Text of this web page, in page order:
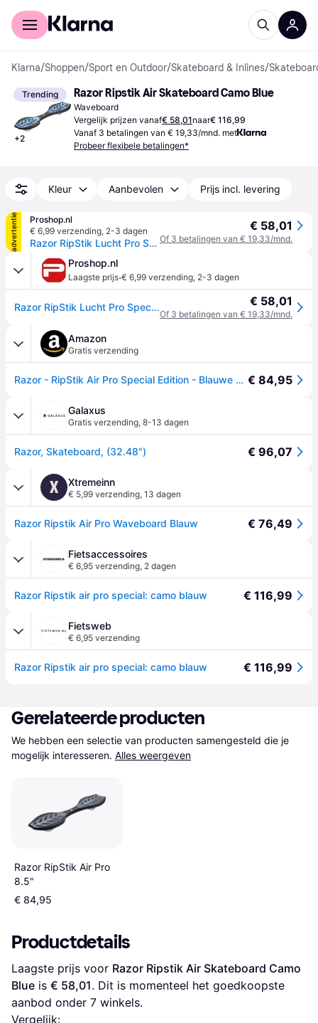
Voor shoppers
Klarna/Shoppen/Sport en Outdoor/Skateboard & Inlines/
Trending
+2
Razor Ripstik Air Skateboard Camo Blue
Waveboard
Vergelijk prijzen vanaf€ 58,01naar€ 116,99
Vanaf 3 betalingen van € 19,33/mnd. met
Probeer flexibele betalingen*
Kleur Aanbevolen Prijs incl. levering
advertentie
Proshop.nl
€ 6,99 verzending, 2-3 dagen
Razor RipStik Lucht Pro Special Edition - Blauw Camo
€ 58,01
Of 3 betalingen van € 19,33/mnd.
Proshop.nl
Laagste prijs·€ 6,99 verzending, 2-3 dagen
Razor RipStik Lucht Pro Special Edition - Blauw Camo € 58,01
Of 3 betalingen van € 19,33/mnd.
Amazon
Gratis verzending
Razor - RipStik Air Pro Special Edition - Blauwe camo (15073303) € 84,95
Galaxus
Gratis verzending, 8-13 dagen
Razor, Skateboard, (32.48") € 96,07
X Xtremeinn
€ 5,99 verzending, 13 dagen
Razor Ripstik Air Pro Waveboard Blauw € 76,49
Fietsaccessoires
€ 6,95 verzending, 2 dagen
Razor Ripstik air pro special: camo blauw € 116,99
Fietsweb
€ 6,95 verzending
Razor Ripstik air pro special: camo blauw € 116,99
Gerelateerde producten
We hebben een selectie van producten samengesteld die je
mogelijk interesseren. Alles weergeven
Razor RipStik Air Pro
8.5"
€ 84,95
Productdetails
Laagste prijs voor Razor Ripstik Air Skateboard Camo
Blue is € 58,01. Dit is momenteel het goedkoopste
aanbod onder 7 winkels.
Vergelijk: